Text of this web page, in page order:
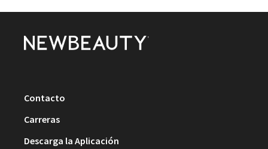
Contacto
Carreras
Descarga la Aplicación